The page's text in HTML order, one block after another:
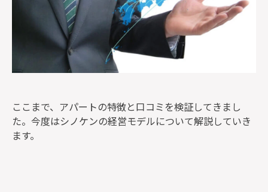
ここまで、アパートの特徴と口コミを検証してきまし
た。今度はシノケンの経営モデルについて解説していき
ます。